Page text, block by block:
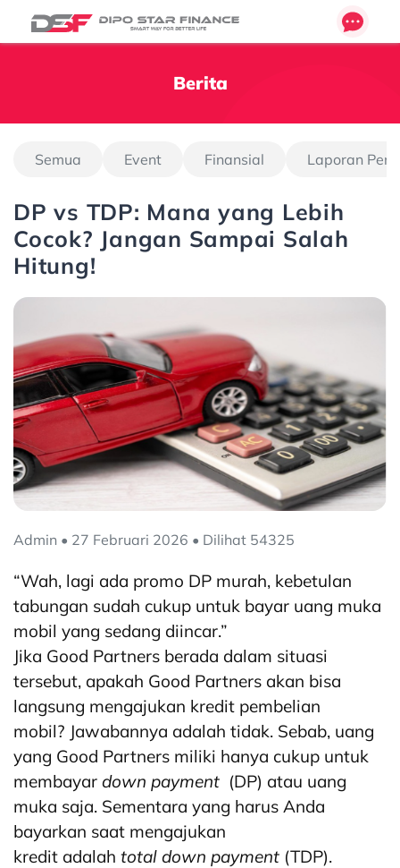
Berita
Semua Event Finansial Laporan
DP vs TDP: Mana yang Lebih
Cocok? Jangan Sampai Salah
Hitung!
Admin • 27 Februari 2026 • Dilihat 54325
“Wah, lagi ada promo DP murah, kebetulan
tabungan sudah cukup untuk bayar uang muka
mobil yang sedang diincar.”
Jika Good Partners berada dalam situasi
tersebut, apakah Good Partners akan bisa
langsung mengajukan kredit pembelian
mobil? Jawabannya adalah tidak. Sebab, uang
yang Good Partners miliki hanya cukup untuk
membayar down payment (DP) atau uang
muka saja. Sementara yang harus Anda
bayarkan saat mengajukan
kredit adalah total down payment (TDP).